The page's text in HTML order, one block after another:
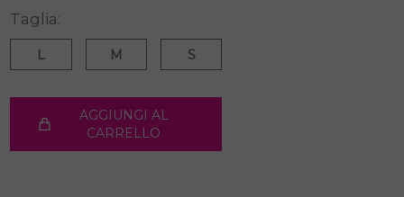
Taglia:
L M S
AGGIUNGI AL
CARRELLO